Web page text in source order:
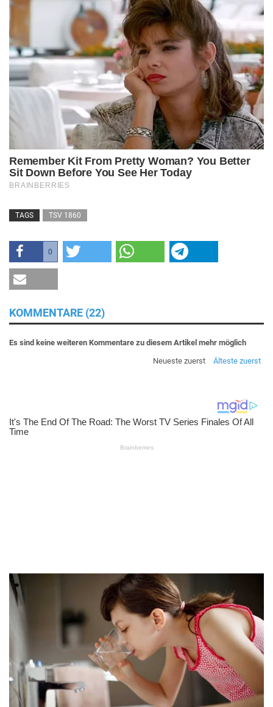
TAGS TSV 1860
0
KOMMENTARE (22)
Es sind keine weiteren Kommentare zu diesem Artikel mehr möglich
Neueste zuerst
Älteste zuerst